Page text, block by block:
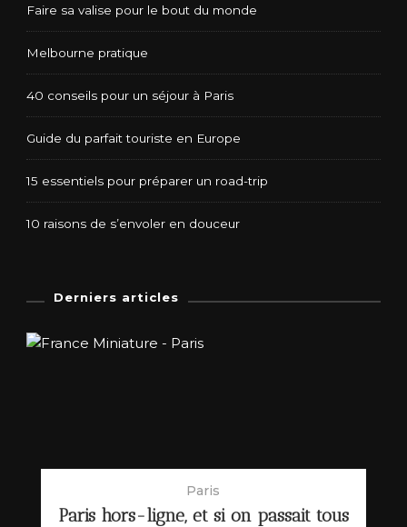
Faire sa valise pour le bout du monde
Melbourne pratique
40 conseils pour un séjour à Paris
Guide du parfait touriste en Europe
15 essentiels pour préparer un road-trip
10 raisons de s’envoler en douceur
Derniers articles
Paris
Paris hors-ligne, et si on passait tous